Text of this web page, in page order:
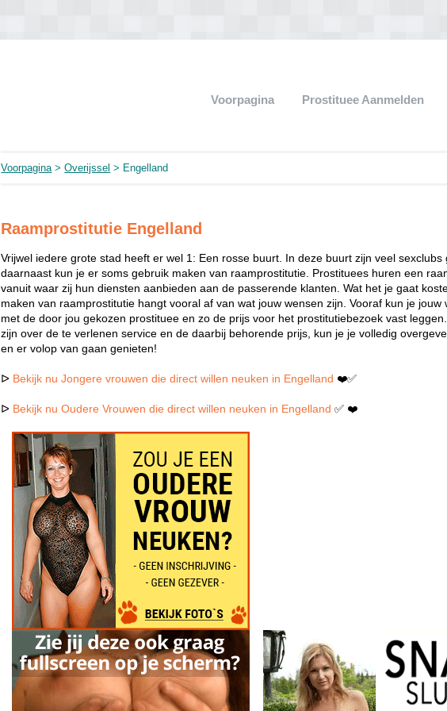
Voorpagina Prostituee Aanmelden
Voorpagina>Overijssel > Engelland
Raamprostitutie Engelland
Vrijwel iedere grote stad heeft er wel 1: Een rosse buurt. In deze buurt zijn veel sexclubs
daarnaast kun je er soms gebruik maken van raamprostitutie. Prostituees huren een
vanuit waar zij hun diensten aanbieden aan de passerende klanten. Wat het je gaat
maken van raamprostitutie hangt vooral af van wat jouw wensen zijn. Vooraf kun je jouw
met de door jou gekozen prostituee en zo de prijs voor het prostitutiebezoek vast
zijn over de te verlenen service en de daarbij behorende prijs, kun je je volledig
en er volop van gaan genieten!
ᐅ Bekijk nu Jongere vrouwen die direct willen neuken in Engelland ❤️✅
ᐅ Bekijk nu Oudere Vrouwen die direct willen neuken in Engelland ✅ ❤️